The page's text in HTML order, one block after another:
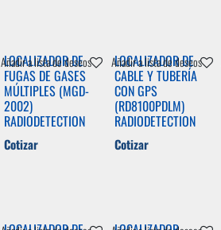
LOCALIZADOR DE
FUGAS DE GASES
MÚLTIPLES (MGD-
2002)
RADIODETECTION
Cotizar
Añadir a lista de deseos LOCALIZADOR DE
CABLE Y TUBERÍA
CON GPS
(RD8100PDLM)
RADIODETECTION
Cotizar
Añadir a lista de deseos